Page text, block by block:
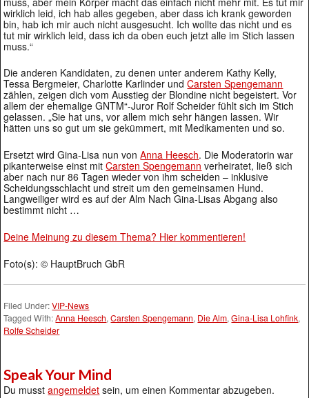
wirklich leid, ich hab alles gegeben, aber dass ich krank geworden
bin, hab ich mir auch nicht ausgesucht. Ich wollte das nicht und es
tut mir wirklich leid, dass ich da oben euch jetzt alle im Stich lassen
muss.“
Die anderen Kandidaten, zu denen unter anderem Kathy Kelly,
Tessa Bergmeier, Charlotte Karlinder undCarsten Spengemann
zählen, zeigen dich vom Ausstieg der Blondine nicht begeistert. Vor
allem der ehemalige GNTM“-Juror Rolf Scheider fühlt sich im Stich
gelassen. „Sie hat uns, vor allem mich sehr hängen lassen. Wir
hätten uns so gut um sie gekümmert, mit Medikamenten und so.
Ersetzt wird Gina-Lisa nun vonAnna Heesch. Die Moderatorin war
pikanterweise einst mitCarsten Spengemann verheiratet, ließ sich
aber nach nur 86 Tagen wieder von ihm scheiden – inklusive
Scheidungsschlacht und streit um den gemeinsamen Hund.
Langweiliger wird es auf der Alm Nach Gina-Lisas Abgang also
bestimmt nicht …
Deine Meinung zu diesem Thema? Hier kommentieren!
Foto(s): © HauptBruch GbR
Filed Under:VIP-News
Tagged With:Anna Heesch,Carsten Spengemann, Die Alm,Gina-Lisa Lohfink,
Rolfe Scheider
Speak Your Mind
Du musstangemeldet sein, um einen Kommentar abzugeben.